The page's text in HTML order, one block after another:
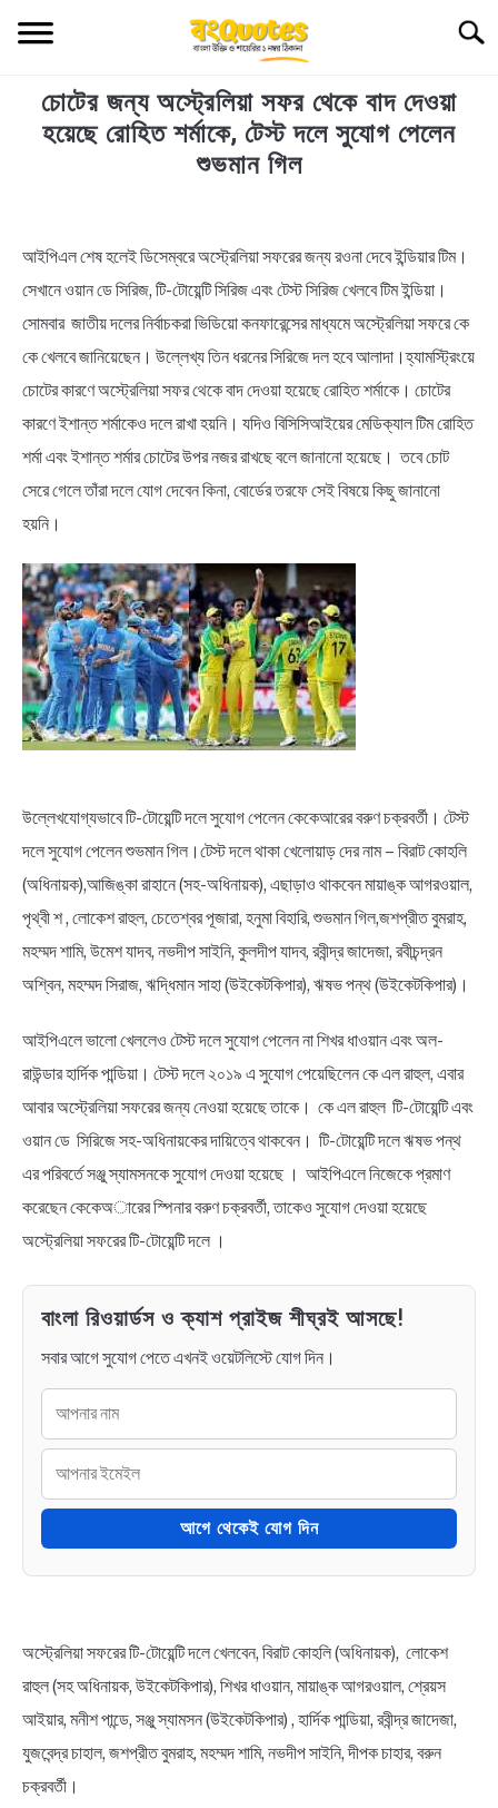
TECHNOLOGY
EDUCATIONAL
BENGALI WISHES
QUOTES & CAPTIONS
NEWS
BENGALI NAMES
BENGALI STORIES
চোটের জন্য অস্ট্রেলিয়া সফর থেকে বাদ দেওয়া
হয়েছে রোহিত শর্মাকে, টেস্ট দলে সুযোগ পেলেন
শুভমান গিল
Uncategorized
আইপিএল শেষ হলেই ডিসেম্বরে অস্ট্রেলিয়া সফরের জন্য রওনা দেবে ইন্ডিয়ার টিম।
সেখানে ওয়ান ডে সিরিজ, টি-টোয়েন্টি সিরিজ এবং টেস্ট সিরিজ খেলবে টিম ইন্ডিয়া।
সোমবার জাতীয় দলের নির্বাচকরা ভিডিয়ো কনফারেন্সের মাধ্যমে অস্ট্রেলিয়া সফরে কে
কে খেলবে জানিয়েছেন। উল্লেখ্য তিন ধরনের সিরিজে দল হবে আলাদা।হ্যামস্ট্রিংয়ে
চোটের কারণে অস্ট্রেলিয়া সফর থেকে বাদ দেওয়া হয়েছে রোহিত শর্মাকে। চোটের
কারণে ইশান্ত শর্মাকেও দলে রাখা হয়নি। যদিও বিসিসিআইয়ের মেডিক্যাল টিম রোহিত
শর্মা এবং ইশান্ত শর্মার চোটের উপর নজর রাখছে বলে জানানো হয়েছে। তবে চোট
সেরে গেলে তাঁরা দলে যোগ দেবেন কিনা, বোর্ডের তরফে সেই বিষয়ে কিছু জানানো
হয়নি।
উল্লেখযোগ্যভাবে টি-টোয়েন্টি দলে সুযোগ পেলেন কেকেআরের বরুণ চক্রবর্তী। টেস্ট
দলে সুযোগ পেলেন শুভমান গিল।টেস্ট দলে থাকা খেলোয়াড় দের নাম – বিরাট কোহলি
(অধিনায়ক),আজিঙ্কা রাহানে (সহ-অধিনায়ক), এছাড়াও থাকবেন মায়াঙ্ক আগরওয়াল,
পৃথ্বী শ , লোকেশ রাহুল, চেতেশ্বর পূজারা, হনুমা বিহারি, শুভমান গিল,জশপ্রীত বুমরাহ,
মহম্মদ শামি, উমেশ যাদব, নভদীপ সাইনি, কুলদীপ যাদব, রবীন্দ্র জাদেজা, রবীচন্দ্রন
অশ্বিন, মহম্মদ সিরাজ, ঋদ্ধিমান সাহা (উইকেটকিপার), ঋষভ পন্থ (উইকেটকিপার)।
আইপিএলে ভালো খেললেও টেস্ট দলে সুযোগ পেলেন না শিখর ধাওয়ান এবং অল-
রাউন্ডার হার্দিক পান্ডিয়া। টেস্ট দলে ২০১৯ এ সুযোগ পেয়েছিলেন কে এল রাহুল, এবার
আবার অস্ট্রেলিয়া সফরের জন্য নেওয়া হয়েছে তাকে। কে এল রাহুল টি-টোয়েন্টি এবং
ওয়ান ডে সিরিজে সহ-অধিনায়কের দায়িত্বে থাকবেন। টি-টোয়েন্টি দলে ঋষভ পন্থ
এর পরিবর্তে সঞ্জু স্যামসনকে সুযোগ দেওয়া হয়েছে । আইপিএলে নিজেকে প্রমাণ
করেছেন কেকেঅারের স্পিনার বরুণ চক্রবর্তী, তাকেও সুযোগ দেওয়া হয়েছে
অস্ট্রেলিয়া সফরের টি-টোয়েন্টি দলে ।
বাংলা রিওয়ার্ডস ও ক্যাশ প্রাইজ শীঘ্রই আসছে!
সবার আগে সুযোগ পেতে এখনই ওয়েটলিস্টে যোগ দিন।
আগে থেকেই যোগ দিন
অস্ট্রেলিয়া সফরের টি-টোয়েন্টি দলে খেলবেন, বিরাট কোহলি (অধিনায়ক), লোকেশ
রাহুল (সহ অধিনায়ক, উইকেটকিপার), শিখর ধাওয়ান, মায়াঙ্ক আগরওয়াল, শ্রেয়স
আইয়ার, মনীশ পান্ডে, সঞ্জু স্যামসন (উইকেটকিপার) , হার্দিক পান্ডিয়া, রবীন্দ্র জাদেজা,
যুজবেন্দ্র চাহাল, জশপ্রীত বুমরাহ, মহম্মদ শামি, নভদীপ সাইনি, দীপক চাহার, বরুন
চক্রবর্তী।